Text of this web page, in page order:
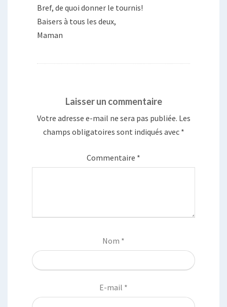
Bref, de quoi donner le tournis!
Baisers à tous les deux,
Maman
Laisser un commentaire
Votre adresse e-mail ne sera pas publiée. Les
champs obligatoires sont indiqués avec *
Commentaire *
Nom *
E-mail *